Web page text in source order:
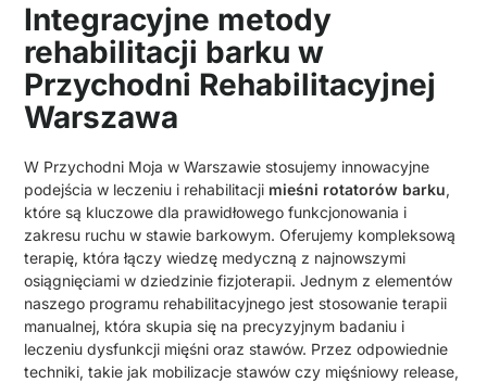
Integracyjne metody
rehabilitacji barku w
Przychodni Rehabilitacyjnej
Warszawa
W Przychodni Moja w Warszawie stosujemy innowacyjne
podejścia w leczeniu i rehabilitacji mieśni rotatorów barku,
które są kluczowe dla prawidłowego funkcjonowania i
zakresu ruchu w stawie barkowym. Oferujemy kompleksową
terapię, która łączy wiedzę medyczną z najnowszymi
osiągnięciami w dziedzinie fizjoterapii. Jednym z elementów
naszego programu rehabilitacyjnego jest stosowanie terapii
manualnej, która skupia się na precyzyjnym badaniu i
leczeniu dysfunkcji mięśni oraz stawów. Przez odpowiednie
techniki, takie jak mobilizacje stawów czy mięśniowy release,